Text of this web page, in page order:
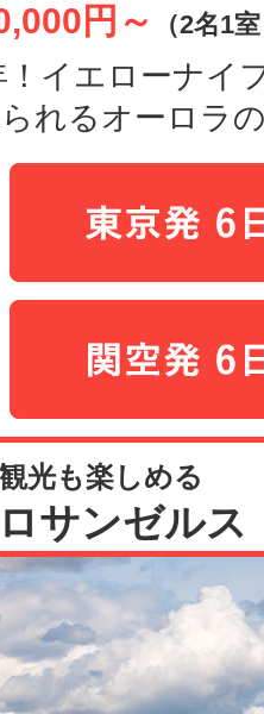
円～ （2名1室
イエローナイ
れるオーロラ
光も楽しめる
サンゼルス